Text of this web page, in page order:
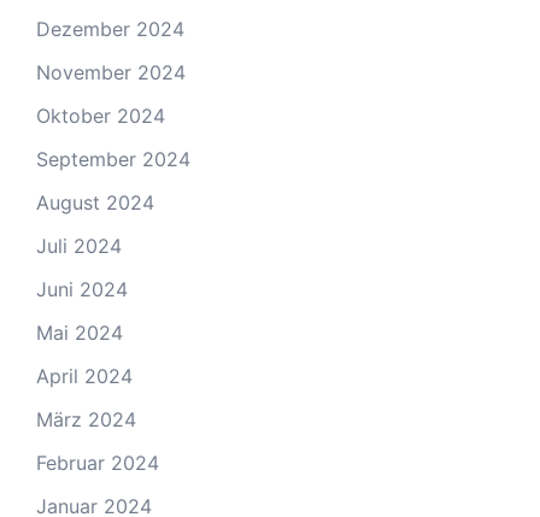
Dezember 2024
November 2024
Oktober 2024
September 2024
August 2024
Juli 2024
Juni 2024
Mai 2024
April 2024
März 2024
Februar 2024
Januar 2024